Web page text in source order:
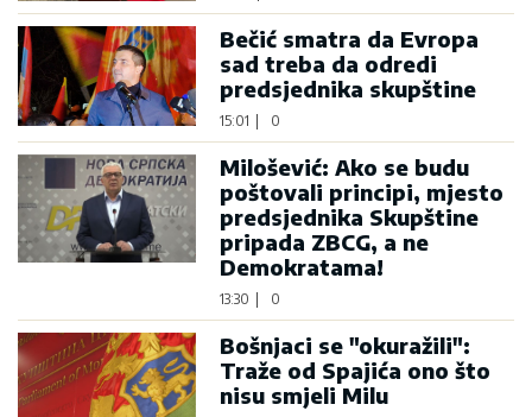
Bečić smatra da Evropa
sad treba da odredi
predsjednika skupštine
15:01 0
Milošević: Ako se budu
poštovali principi, mjesto
predsjednika Skupštine
pripada ZBCG, a ne
Demokratama!
13:30 0
Bošnjaci se "okuražili":
Traže od Spajića ono što
nisu smjeli Milu